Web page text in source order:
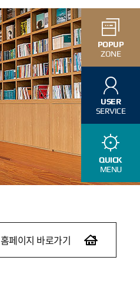
홈페이지 바로가기
POPUP
ZONE
USER
SERVICE
QUICK
MENU